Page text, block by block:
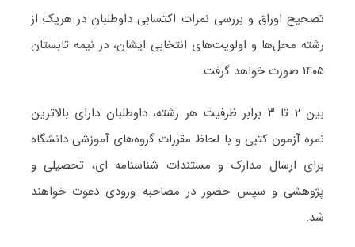
تصحیح اوراق و بررسی نمرات اکتسابی داوطلبان در هریک از
رشته محل‌ها و اولویت‌های انتخابی ایشان، در نیمه تابستان
۱۴۰۵ صورت خواهد ﮔرفت.
بین ۲ تا ۳ برابر ظرفیت هر رشته، داوطلبان دارای باﻻترین
نمره آزمون کتبی و با لحاظ مقررات ﮔروه‌های آموزشی دانشگاه
برای ارسال مدارک و مستندات شناسنامه ای، تحصیلی و
پژوهشی و سپس حضور در مصاحبه ورودی دعوت خواهند
شد.